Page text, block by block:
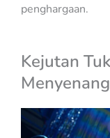
penghargaan.
Kejutan